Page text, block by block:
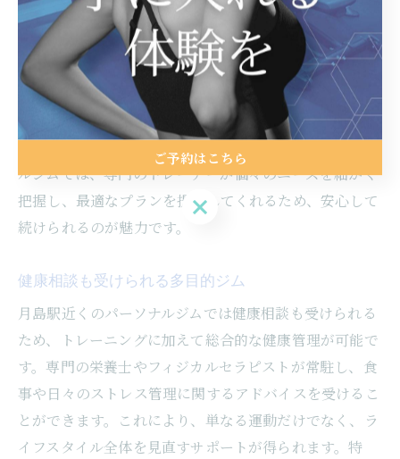
関節に優しい運動や、体幹の強化を目的としたトレーニ
ングが含まれており、安全で効果的に体力を向上させる
ことができます。また、柔軟性を重視したストレッチメ
ニューもあり、日常生活の質向上に貢献します。このよ
うなプログラムは、長期的な健康維持に役立つだけでな
く、自己肯定感を高める効果も期待できます。パーソナ
ルジムでは、専門のトレーナーが個々のニーズを細かく
把握し、最適なプランを提案してくれるため、安心して
続けられるのが魅力です。
健康相談も受けられる多目的ジム
月島駅近くのパーソナルジムでは健康相談も受けられる
ため、トレーニングに加えて総合的な健康管理が可能で
す。専門の栄養士やフィジカルセラピストが常駐し、食
事や日々のストレス管理に関するアドバイスを受けるこ
とができます。これにより、単なる運動だけでなく、ラ
イフスタイル全体を見直すサポートが得られます。特
ご予約はこちら
ご予約はこちら